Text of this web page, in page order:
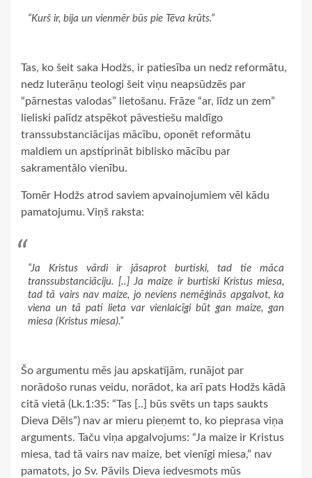
“Kurš ir, bija un vienmēr būs pie Tēva krūts.”
Tas, ko šeit saka Hodžs, ir patiesība un nedz reformātu,
nedz luterāņu teologi šeit viņu neapsūdzēs par
“pārnestas valodas” lietošanu. Frāze “ar, līdz un zem”
lieliski palīdz atspēkot pāvestiešu maldīgo
transsubstanciācijas mācību, oponēt reformātu
maldiem un apstiprināt biblisko mācību par
sakramentālo vienību.
Tomēr Hodžs atrod saviem apvainojumiem vēl kādu
pamatojumu. Viņš raksta:
“Ja Kristus vārdi ir jāsaprot burtiski, tad tie māca
transsubstanciāciju. [..] Ja maize ir burtiski Kristus miesa,
tad tā vairs nav maize, jo neviens nemēģinās apgalvot, ka
viena un tā pati lieta var vienlaicīgi būt gan maize, gan
miesa (Kristus miesa).”
Šo argumentu mēs jau apskatījām, runājot par
norādošo runas veidu, norādot, ka arī pats Hodžs kādā
citā vietā (Lk.1:35: “Tas [..] būs svēts un taps saukts
Dieva Dēls”) nav ar mieru pieņemt to, ko pieprasa viņa
arguments. Taču viņa apgalvojums: “Ja maize ir Kristus
miesa, tad tā vairs nav maize, bet vienīgi miesa,” nav
pamatots, jo Sv. Pāvils Dieva iedvesmots mūs